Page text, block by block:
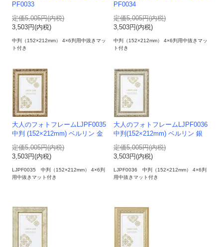
PF0033
定価5,005円(内税)
3,503円(内税)
中判（152×212mm） 4×6判用中抜きマッ
ト付き
PF0034
定価5,005円(内税)
3,503円(内税)
中判（152×212mm） 4×6判用中抜きマッ
ト付き
大人のフォトフレームLJPF0035
中判 (152×212mm) ベルリン 金
定価5,005円(内税)
3,503円(内税)
LJPF0035 中判（152×212mm） 4×6判
用中抜きマット付き
大人のフォトフレームLJPF0036
中判(152×212mm) ベルリン 銀
定価5,005円(内税)
3,503円(内税)
LJPF0036 中判（152×212mm） 4×6判
用中抜きマット付き